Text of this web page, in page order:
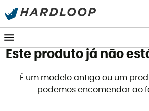
Promoções de verão 🔥 -5% EXTRA a
Este produto já não
É um modelo antigo ou um
podemos encomendar ao